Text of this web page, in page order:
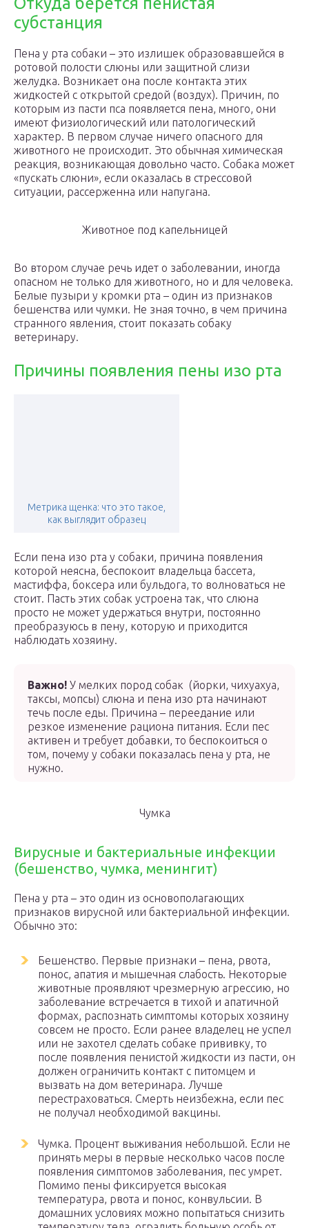
субстанция
Пена у рта собаки – это излишек образовавшейся в
ротовой полости слюны или защитной слизи
желудка. Возникает она после контакта этих
жидкостей с открытой средой (воздух). Причин, по
которым из пасти пса появляется пена, много, они
имеют физиологический или патологический
характер. В первом случае ничего опасного для
животного не происходит. Это обычная химическая
реакция, возникающая довольно часто. Собака может
«пускать слюни», если оказалась в стрессовой
ситуации, рассерженна или напугана.
Животное под капельницей
Во втором случае речь идет о заболевании, иногда
опасном не только для животного, но и для человека.
Белые пузыри у кромки рта – один из признаков
бешенства или чумки. Не зная точно, в чем причина
странного явления, стоит показать собаку
ветеринару.
Причины появления пены изо рта
Метрика щенка: что это такое,
как выглядит образец
Если пена изо рта у собаки, причина появления
которой неясна, беспокоит владельца бассета,
мастиффа, боксера или бульдога, то волноваться не
стоит. Пасть этих собак устроена так, что слюна
просто не может удержаться внутри, постоянно
преобразуюсь в пену, которую и приходится
наблюдать хозяину.
Важно! У мелких пород собак (йорки, чихуахуа,
таксы, мопсы) слюна и пена изо рта начинают
течь после еды. Причина – переедание или
резкое изменение рациона питания. Если пес
активен и требует добавки, то беспокоиться о
том, почему у собаки показалась пена у рта, не
нужно.
Чумка
Вирусные и бактериальные инфекции
(бешенство, чумка, менингит)
Пена у рта – это один из основополагающих
признаков вирусной или бактериальной инфекции.
Обычно это:
Бешенство. Первые признаки – пена, рвота,
понос, апатия и мышечная слабость. Некоторые
животные проявляют чрезмерную агрессию, но
заболевание встречается в тихой и апатичной
формах, распознать симптомы которых хозяину
совсем не просто. Если ранее владелец не успел
или не захотел сделать собаке прививку, то
после появления пенистой жидкости из пасти, он
должен ограничить контакт с питомцем и
вызвать на дом ветеринара. Лучше
перестраховаться. Смерть неизбежна, если пес
не получал необходимой вакцины.
Чумка. Процент выживания небольшой. Если не
принять меры в первые несколько часов после
появления симптомов заболевания, пес умрет.
Помимо пены фиксируется высокая
температура, рвота и понос, конвульсии. В
домашних условиях можно попытаться снизить